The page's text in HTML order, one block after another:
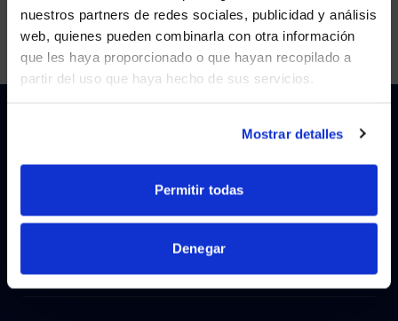
nuestros partners de redes sociales, publicidad y análisis
web, quienes pueden combinarla con otra información
que les haya proporcionado o que hayan recopilado a
partir del uso que haya hecho de sus servicios.
Mostrar detalles
Permitir todas
Denegar
HOW CAN WE HELP?
instead?
YES, TAKE ME THERE
NO, STAY ON THIS SITE